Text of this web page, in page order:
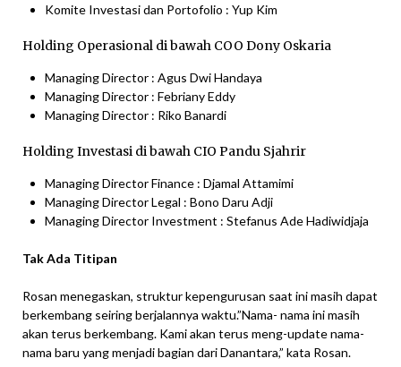
​​​​​​​Komite Investasi dan Portofolio : Yup Kim​​​​​​​
​​​​​​​​​​​​​​​​​​​​​​​​​​​​Holding Operasional di bawah COO Dony Oskaria ​​​​​
Managing Director : Agus Dwi Handaya ​​​​​​​
Managing Director : Febriany Eddy
​​​​​​​Managing Director : Riko Banardi​​​​​​​
Holding Investasi di bawah CIO Pandu Sjahrir
Managing Director Finance : Djamal Attamimi​​​​​​​
Managing Director Legal : Bono Daru Adji​​​​​​​
Managing Director Investment : Stefanus Ade Hadiwidjaja​​​​​​​​​​​​​​
Tak Ada Titipan
Rosan menegaskan, struktur kepengurusan saat ini masih dapat
berkembang seiring berjalannya waktu.”Nama- nama ini masih
akan terus berkembang. Kami akan terus meng-update nama-
nama baru yang menjadi bagian dari Danantara,” kata Rosan.